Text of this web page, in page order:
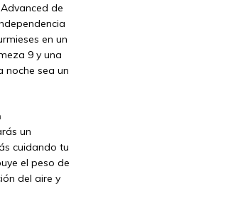
de
en un
9 y una
noche sea un
un
cuidando tu
el peso de
del aire y